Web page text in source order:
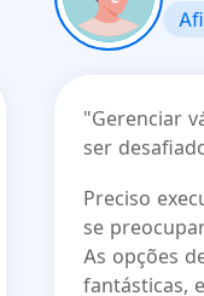
"Gerenciar
ser
Preciso
se
As opções
fantásticas,